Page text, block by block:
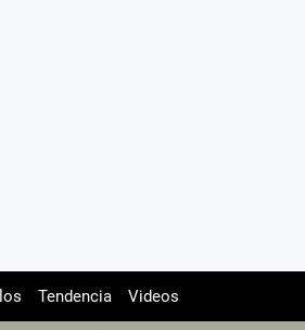
Tendencia Videos